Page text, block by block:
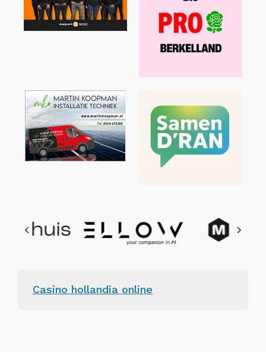
Casino hollandia online